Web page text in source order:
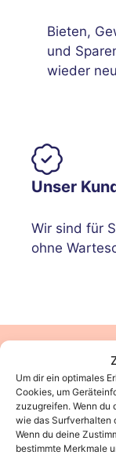
Um dir ein optimales
Cookies, um
zuzugreifen. Wenn du
wie das Surfverhalten
Wenn du deine
bestimmte Merkmale
Bieten,
und
wieder
Unser
Wir sind für
ohne
Bleiben Sie